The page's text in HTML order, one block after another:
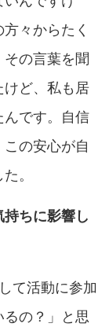
々からたく
の言葉を聞
ど、私も居
です。自信
の安心が自
。
ちに影響し
て活動に参加
の？」と思